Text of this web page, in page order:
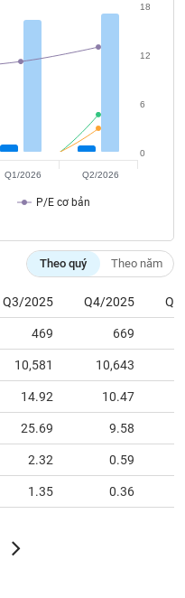
P/E cơ bản
0
6
12
18
Q1/2026 Q2/2026
Theo quý Theo năm
Q3/2025 Q4/2025
469 669
10,581 10,643
14.92 10.47
25.69 9.58
2.32 0.59
1.35 0.36